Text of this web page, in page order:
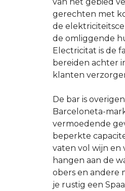
gerechten met
de
de omliggende
Electricitat is de
bereiden achter
klanten
De bar is
Barceloneta-
vermoedende
beperkte
vaten vol wijn en
hangen aan de
obers en andere
je rustig een